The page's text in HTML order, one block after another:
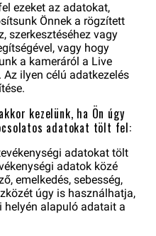
ezeket az adatokat,
Önnek a rögzített
szerkesztéséhez vagy
vagy hogy
a kameráról a Live
ilyen célú adatkezelés
kezelünk, ha Ön úgy
adatokat tölt fel:
adatokat tölt
adatok közé
emelkedés, sebesség,
úgy is használhatja,
alapuló adatait a